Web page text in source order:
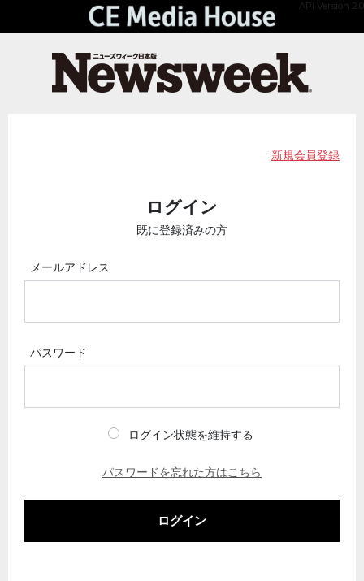
API Version 2.0
新規会員登録
ログイン
既に登録済みの方
メールアドレス
パスワード
ログイン状態を維持する
パスワードを忘れた方はこちら
ログイン